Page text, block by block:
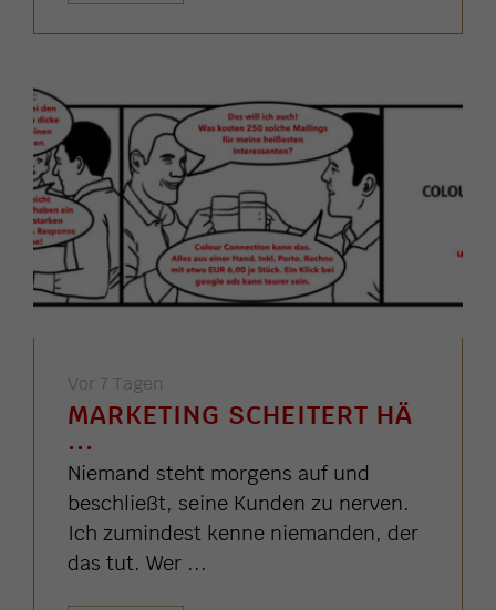
Vor 7 Tagen
MARKETING SCHEITERT HÄ
...
Niemand steht morgens auf und
beschließt, seine Kunden zu nerven.
Ich zumindest kenne niemanden, der
das tut. Wer ...